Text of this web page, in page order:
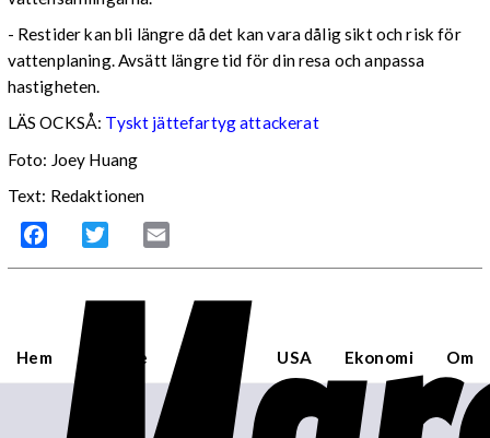
- Restider kan bli längre då det kan vara dålig sikt och risk för
vattenplaning. Avsätt längre tid för din resa och anpassa
hastigheten.
LÄS OCKSÅ: Tyskt jättefartyg attackerat
Foto: Joey Huang
Text: Redaktionen
Facebook Twitter
Hem Sverige Världen USA Ekonomi Om